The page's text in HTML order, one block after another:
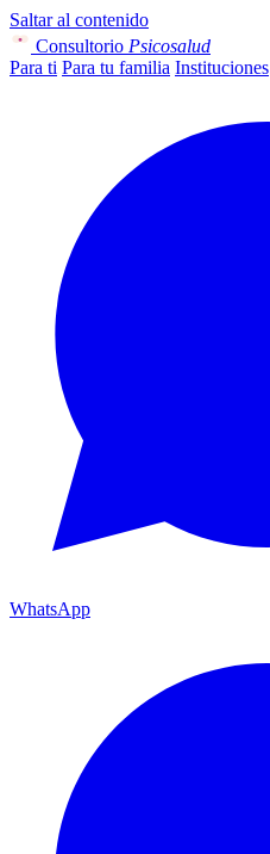
Saltar al contenido
Consultorio Psicosalud
Para ti Para tu familia Instituciones
WhatsApp